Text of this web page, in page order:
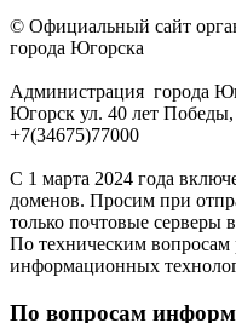
© Официальный сайт
города Югорска
Администрация города
Югорск ул. 40 лет Победы,
+7(34675)77000
С 1 марта 2024 года
доменов. Просим при
только почтовые серверы
По техническим вопросам
информационных
По вопросам